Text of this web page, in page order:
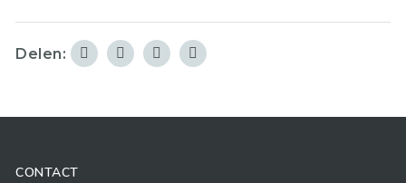
Delen:
CONTACT